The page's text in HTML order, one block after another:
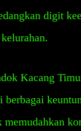
digit
Kacang
memudahkan